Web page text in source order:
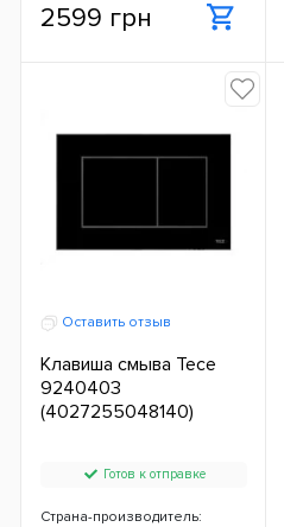
2599 грн
Оставить отзыв
Клавиша смыва Tece
9240403
(4027255048140)
Готов к отправке
Страна-производитель: